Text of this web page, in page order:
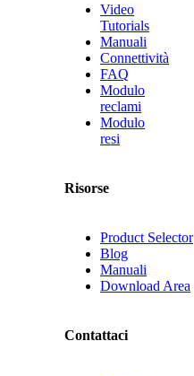
Video
Tutorials
Manuali
Connettività
FAQ
Modulo
reclami
Modulo
resi
Risorse
Product Selector
Blog
Manuali
Download Area
Contattaci